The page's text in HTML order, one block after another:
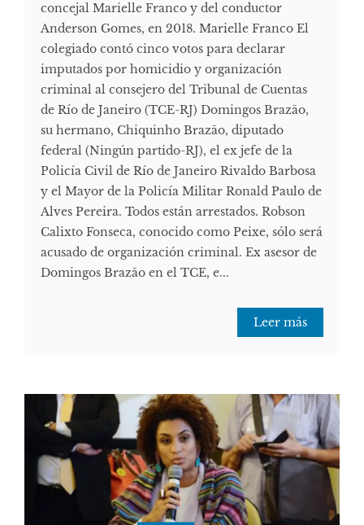
concejal Marielle Franco y del conductor
Anderson Gomes, en 2018. Marielle Franco El
colegiado contó cinco votos para declarar
imputados por homicidio y organización
criminal al consejero del Tribunal de Cuentas
de Río de Janeiro (TCE-RJ) Domingos Brazão,
su hermano, Chiquinho Brazão, diputado
federal (Ningún partido-RJ), el ex jefe de la
Policía Civil de Río de Janeiro Rivaldo Barbosa
y el Mayor de la Policía Militar Ronald Paulo de
Alves Pereira. Todos están arrestados. Robson
Calixto Fonseca, conocido como Peixe, sólo será
acusado de organización criminal. Ex asesor de
Domingos Brazão en el TCE, e...
Leer más